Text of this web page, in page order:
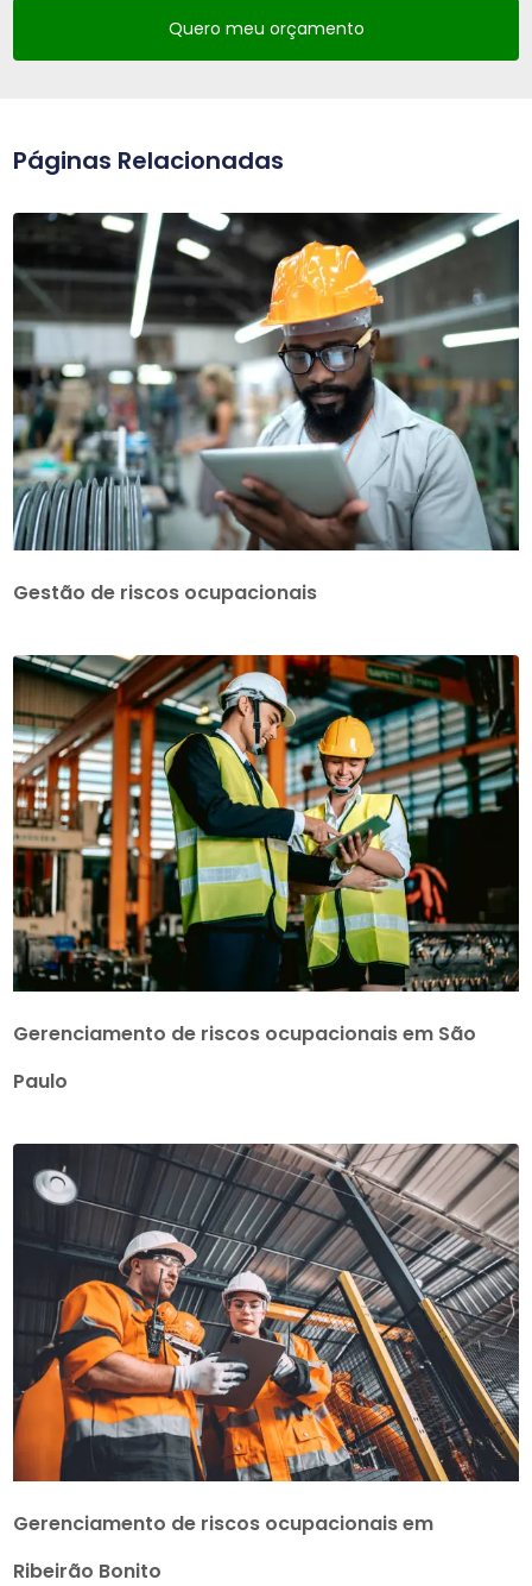
Quero meu orçamento
Páginas Relacionadas
Gestão de riscos ocupacionais
Gerenciamento de riscos ocupacionais em São
Paulo
Gerenciamento de riscos ocupacionais em
Ribeirão Bonito